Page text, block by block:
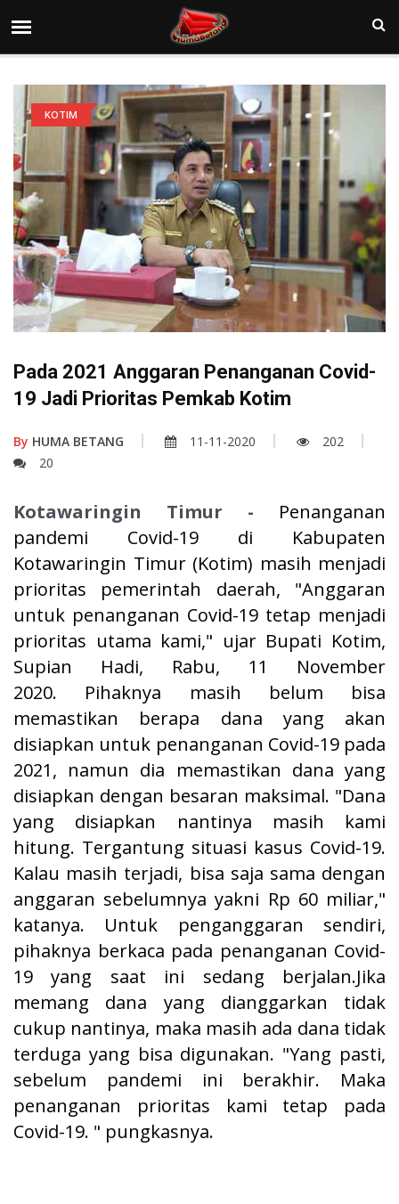
KOTIM
Pada 2021 Anggaran Penanganan Covid-
19 Jadi Prioritas Pemkab Kotim
By HUMA BETANG 11-11-2020
202
20
Kotawaringin Timur - Penanganan
pandemi Covid-19 di Kabupaten
Kotawaringin Timur (Kotim) masih menjadi
prioritas pemerintah daerah, "Anggaran
untuk penanganan Covid-19 tetap menjadi
prioritas utama kami," ujar Bupati Kotim,
Supian Hadi, Rabu, 11 November
2020. Pihaknya masih belum bisa
memastikan berapa dana yang akan
disiapkan untuk penanganan Covid-19 pada
2021, namun dia memastikan dana yang
disiapkan dengan besaran maksimal. "Dana
yang disiapkan nantinya masih kami
hitung. Tergantung situasi kasus Covid-19.
Kalau masih terjadi, bisa saja sama dengan
anggaran sebelumnya yakni Rp 60 miliar,"
katanya. Untuk penganggaran sendiri,
pihaknya berkaca pada penanganan Covid-
19 yang saat ini sedang berjalan.Jika
memang dana yang dianggarkan tidak
cukup nantinya, maka masih ada dana tidak
terduga yang bisa digunakan. "Yang pasti,
sebelum pandemi ini berakhir. Maka
penanganan prioritas kami tetap pada
Covid-19. " pungkasnya.